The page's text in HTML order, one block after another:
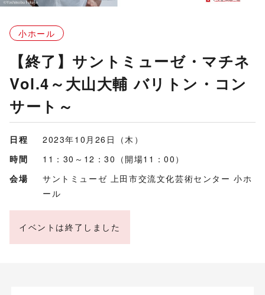
小ホール
【終了】サントミューゼ・マチネ
Vol.4～大山大輔 バリトン・コン
サート～
日程
2023年10月26日（木）
時間
11：30～12：30（開場11：00）
会場
サントミューゼ 上田市交流文化芸術センター 小ホ
ール
イベントは終了しました